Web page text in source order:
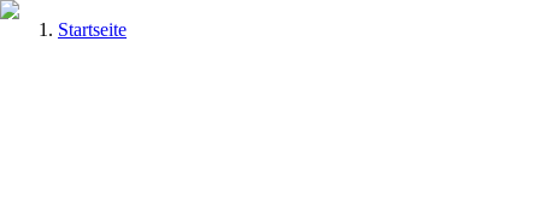
Startseite